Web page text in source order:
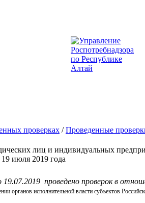
проверках /Проведенные
лиц и индивидуальных
июля 2019 года
проведено проверок в
органов исполнительной власти субъектов